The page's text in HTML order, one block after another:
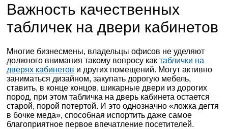
Важность качественных
табличек на двери кабинетов
Многие бизнесмены, владельцы офисов не уделяют
должного внимания такому вопросу кактаблички на
дверях кабинетов и других помещений. Могут активно
заниматься дизайном, закупать дорогую мебель,
ставить, в конце концов, шикарные двери из дорогих
пород, при этом табличка на дверь кабинета остается
старой, порой потертой. И это однозначно «ложка дегтя
в бочке меда», способная испортить даже самое
благоприятное первое впечатление посетителей.